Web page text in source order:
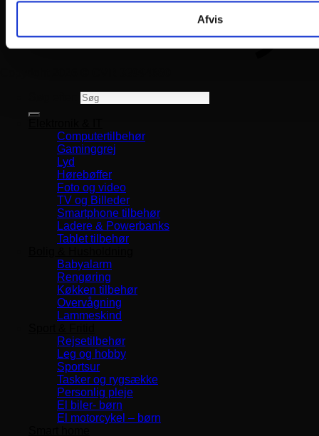
Afvis
Computertilbehør
Gaminggrej
Lyd
Hørebøffer
Foto og video
TV og Billeder
Smartphone tilbehør
Ladere & Powerbanks
Tablet tilbehør
Babyalarm
Rengøring
Køkken tilbehør
Overvågning
Lammeskind
Rejsetilbehør
Leg og hobby
Sportsur
Tasker og rygsække
Personlig pleje
El biler- børn
El motorcykel – børn